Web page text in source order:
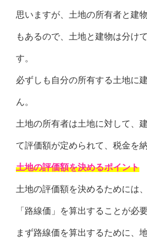
思いますが、土地の所有者と建
もあるので、土地と建物は分け
す。
必ずしも自分の所有する土地に
ん。
土地の所有者は土地に対して、
て評価額が定められて、税金を
土地の評価額を決めるポイント
土地の評価額を決めるためには
「路線価」を算出することが必要
まず路線価を算出するために、